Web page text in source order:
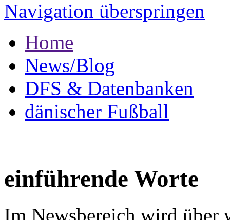
Navigation überspringen
Home
News/Blog
DFS & Datenbanken
dänischer Fußball
einführende Worte
Im Newsbereich wird über